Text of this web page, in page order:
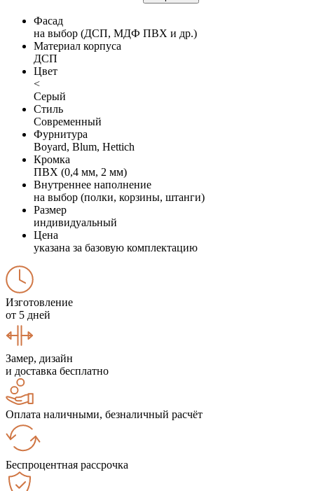
Фасад
на выбор (ДСП, МДФ ПВХ и др.)
Материал корпуса
ДСП
Цвет
<
Серый
Стиль
Современный
Фурнитура
Boyard, Blum, Hettich
Кромка
ПВХ (0,4 мм, 2 мм)
Внутреннее наполнение
на выбор (полки, корзины, штанги)
Размер
индивидуальный
Цена
указана за базовую комплектацию
Изготовление
от 5 дней
Замер, дизайн
и доставка бесплатно
Оплата наличными, безналичный расчёт
Беспроцентная рассрочка